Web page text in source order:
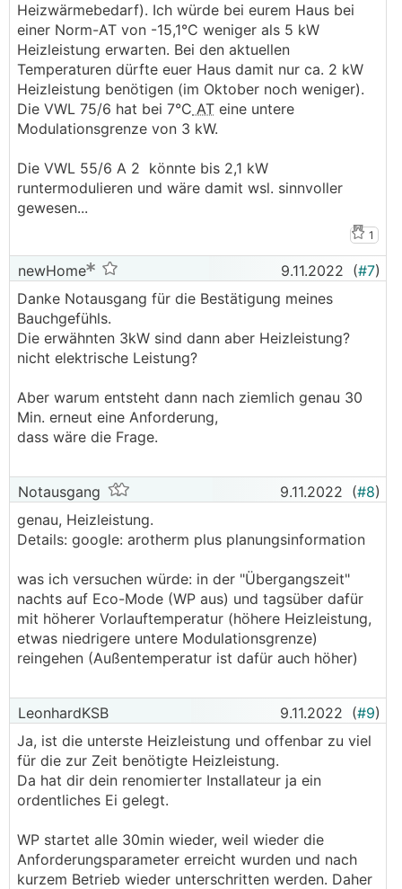
Heizwärmebedarf). Ich würde bei eurem Haus bei
einer Norm-AT von -15,1°C weniger als 5 kW
Heizleistung erwarten. Bei den aktuellen
Temperaturen dürfte euer Haus damit nur ca. 2 kW
Heizleistung benötigen (im Oktober noch weniger).
Die VWL 75/6 hat bei 7°C AT eine untere
Modulationsgrenze von 3 kW.
Die VWL 55/6 A 2 könnte bis 2,1 kW
runtermodulieren und wäre damit wsl. sinnvoller
gewesen...
1
newHome 9.11.2022 (#7)
Danke Notausgang für die Bestätigung meines
Bauchgefühls.
Die erwähnten 3kW sind dann aber Heizleistung?
nicht elektrische Leistung?
Aber warum entsteht dann nach ziemlich genau 30
Min. erneut eine Anforderung,
dass wäre die Frage.
Notausgang 9.11.2022 (#8)
genau, Heizleistung.
Details: google: arotherm plus planungsinformation
was ich versuchen würde: in der "Übergangszeit"
nachts auf Eco-Mode (WP aus) und tagsüber dafür
mit höherer Vorlauftemperatur (höhere Heizleistung,
etwas niedrigere untere Modulationsgrenze)
reingehen (Außentemperatur ist dafür auch höher)
LeonhardKSB 9.11.2022 (#9)
Ja, ist die unterste Heizleistung und offenbar zu viel
für die zur Zeit benötigte Heizleistung.
Da hat dir dein renomierter Installateur ja ein
ordentliches Ei gelegt.
WP startet alle 30min wieder, weil wieder die
Anforderungsparameter erreicht wurden und nach
kurzem Betrieb wieder unterschritten werden. Daher